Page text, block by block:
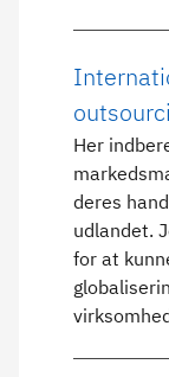
Her
deres
udlandet.
for at